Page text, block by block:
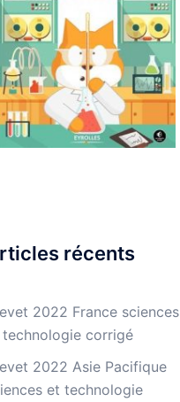
récents
2022 France sciences
corrigé
2022 Asie Pacifique
et technologie